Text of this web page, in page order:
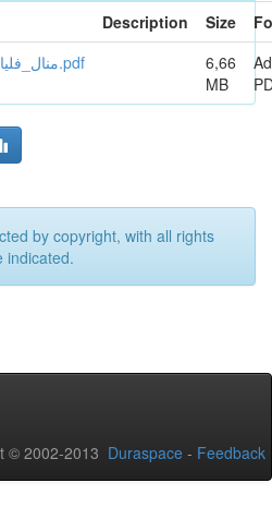
Description Size
منال_فلياشي_فاطمة_الزهراء_فرجاوي.pdf
6,66
MB
by copyright, with all rights
indicated.
© 2002-2013 Duraspace - Feedback